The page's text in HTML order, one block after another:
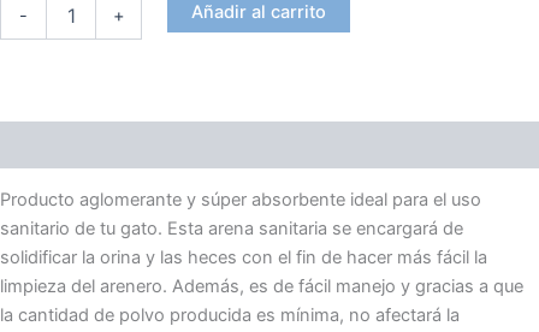
hasta
- + Añadir al carrito
Producto aglomerante y súper absorbente ideal para el uso
sanitario de tu gato. Esta arena sanitaria se encargará de
solidificar la orina y las heces con el fin de hacer más fácil la
limpieza del arenero. Además, es de fácil manejo y gracias a que
la cantidad de polvo producida es mínima, no afectará la